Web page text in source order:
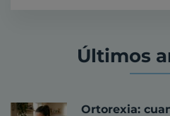
Últimos
Ortorexia: